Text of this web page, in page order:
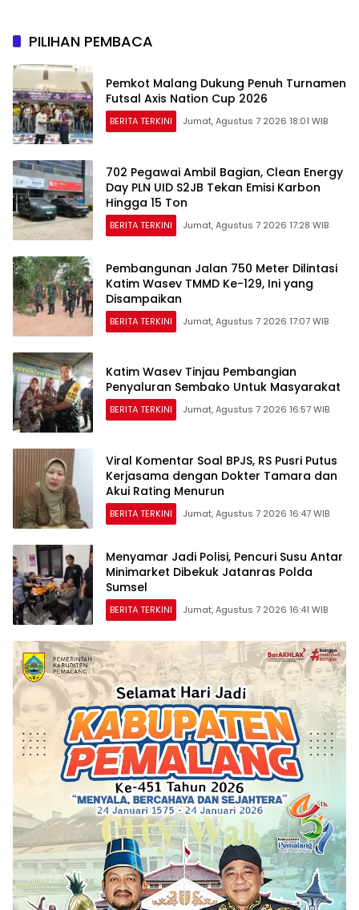
PILIHAN PEMBACA
Pemkot Malang Dukung Penuh Turnamen
Futsal Axis Nation Cup 2026
BERITA TERKINI Jumat, Agustus 7 2026 18:01 WIB
702 Pegawai Ambil Bagian, Clean Energy
Day PLN UID S2JB Tekan Emisi Karbon
Hingga 15 Ton
BERITA TERKINI Jumat, Agustus 7 2026 17:28 WIB
Pembangunan Jalan 750 Meter Dilintasi
Katim Wasev TMMD Ke-129, Ini yang
Disampaikan
BERITA TERKINI Jumat, Agustus 7 2026 17:07 WIB
Katim Wasev Tinjau Pembangian
Penyaluran Sembako Untuk Masyarakat
BERITA TERKINI Jumat, Agustus 7 2026 16:57 WIB
Viral Komentar Soal BPJS, RS Pusri Putus
Kerjasama dengan Dokter Tamara dan
Akui Rating Menurun
BERITA TERKINI Jumat, Agustus 7 2026 16:47 WIB
Menyamar Jadi Polisi, Pencuri Susu Antar
Minimarket Dibekuk Jatanras Polda
Sumsel
BERITA TERKINI Jumat, Agustus 7 2026 16:41 WIB